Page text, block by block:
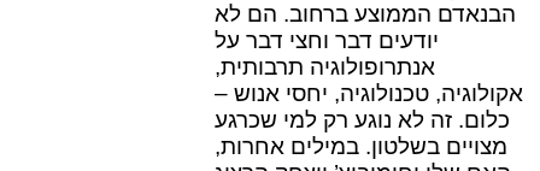
הבנאדם הממוצע ברחוב. הם לא
יודעים דבר וחצי דבר על
אנתרופולוגיה תרבותית,
אקולוגיה, טכנולוגיה, יחסי אנוש –
כלום. זה לא נוגע רק למי שכרגע
מצויים בשלטון. במילים אחרות,